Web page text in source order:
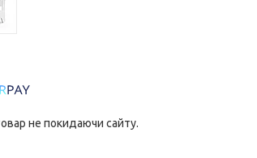
не покидаючи сайту.